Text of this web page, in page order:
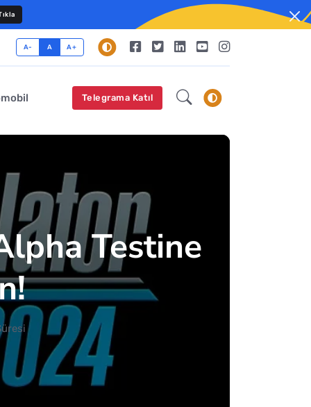
A- A A+
Telegrama Katıl
Testine